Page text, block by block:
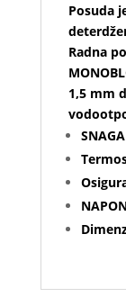
Posuda
Radna
1,5 mm